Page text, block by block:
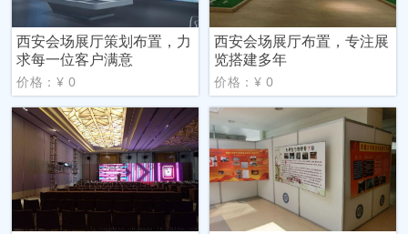
西安会场展厅策划布置，力
求每一位客户满意
价格：¥ 0
西安会场展厅布置，专注展
览搭建多年
价格：¥ 0